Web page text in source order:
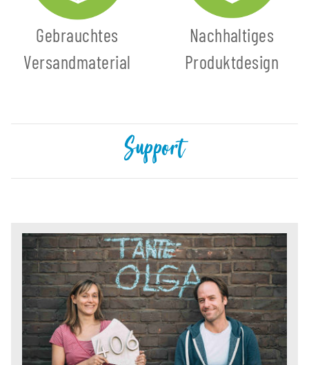
Gebrauchtes
Versandmaterial
Nachhaltiges
Produktdesign
Support